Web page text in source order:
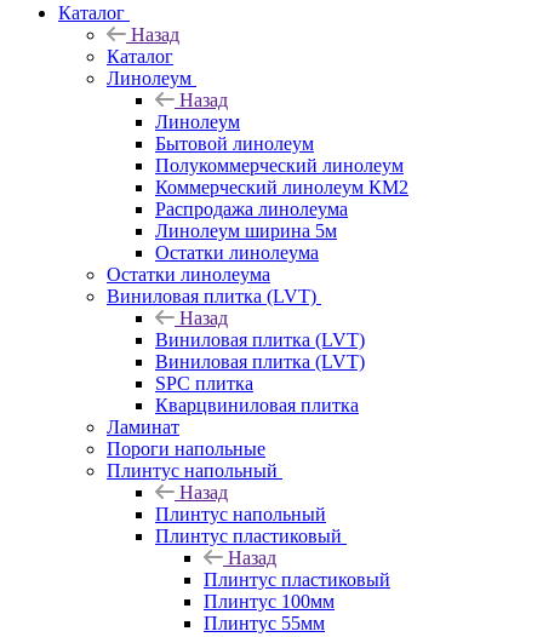
Каталог
Назад
Каталог
Линолеум
Назад
Линолеум
Бытовой линолеум
Полукоммерческий линолеум
Коммерческий линолеум КМ2
Распродажа линолеума
Линолеум ширина 5м
Остатки линолеума
Остатки линолеума
Виниловая плитка (LVT)
Назад
Виниловая плитка (LVT)
Виниловая плитка (LVT)
SPC плитка
Кварцвиниловая плитка
Ламинат
Пороги напольные
Плинтус напольный
Назад
Плинтус напольный
Плинтус пластиковый
Назад
Плинтус пластиковый
Плинтус 100мм
Плинтус 55мм